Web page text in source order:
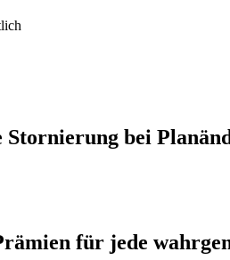
Stornierung bei
für jede